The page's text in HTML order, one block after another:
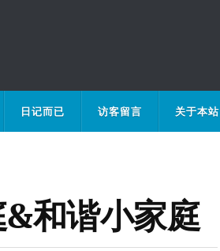
日记而已 访客留言 关于本站
和谐小家庭